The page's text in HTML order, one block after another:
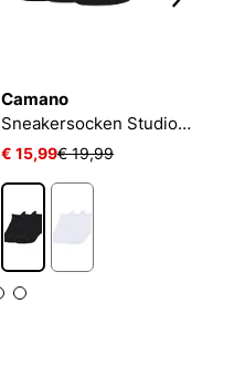
Camano
Sneakersocken Studio-Line Pilates und Yoga
€ 15,99€ 19,99